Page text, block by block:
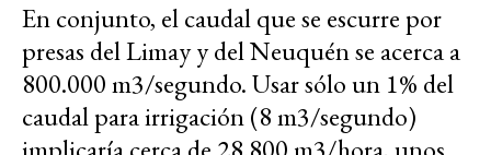
En conjunto, el caudal que se escurre por
presas del Limay y del Neuquén se acerca a
800.000 m3/segundo. Usar sólo un 1% del
caudal para irrigación (8 m3/segundo)